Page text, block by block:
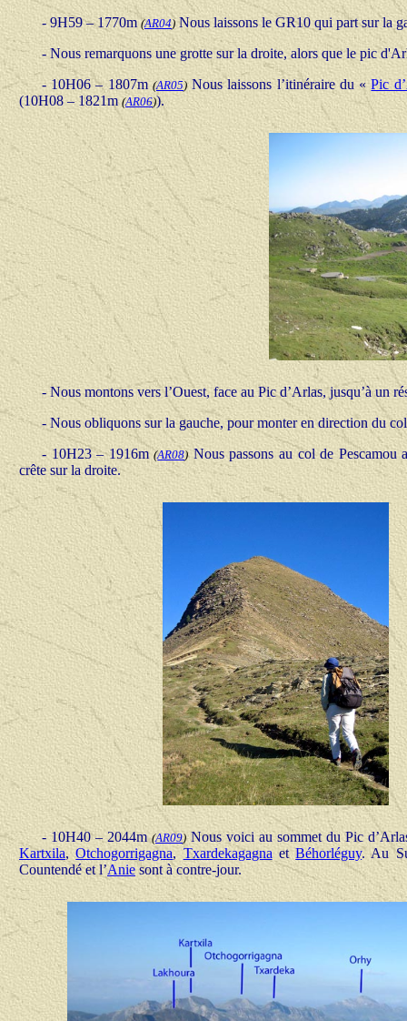
- 9H59 – 1770m(AR04)Nous laissons le GR10 qui part sur la
- Nous remarquons une grotte sur la droite, alors que le pic
- 10H06 – 1807m(AR05)Nous laissons l’itinéraire du «Pic
(10H08 – 1821m (AR06)).
- Nous montons vers l’Ouest, face au Pic d’Arlas, jusqu’à un
- Nous obliquons sur la gauche, pour monter en direction du
- 10H23 – 1916m(AR08)Nous passons au col de Pescamou
crête sur la droite.
- 10H40 – 2044m(AR09)Nous voici au sommet du Pic
Kartxila,Otchogorrigagna, Txardekagagna etBéhorléguy. Au
Countendé et l’Aniesont à contre-jour.